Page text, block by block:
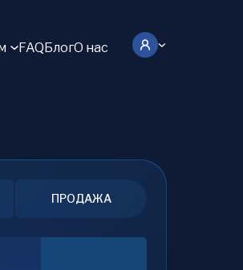
FAQБлогО нас
ПРОДАЖА